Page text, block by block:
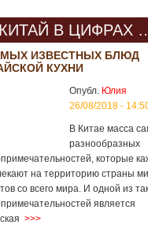
КИТАЙ В ЦИФРАХ
ИЗВЕСТНЫХ БЛЮД
КУХНИ
Опубл. Юлия
26/08/2018 -
В Китае масса
разнообразных
которые
на территорию страны
со всего мира. И одной из
является
>>>